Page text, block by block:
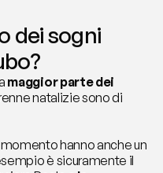
dei sogni
maggior parte dei
hanno anche un
è sicuramente il